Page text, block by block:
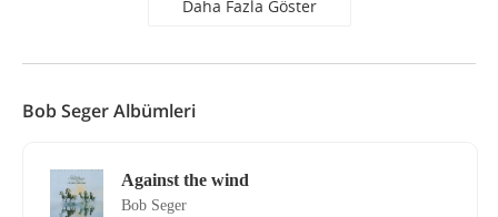
Daha Fazla Göster
Bob Seger Albümleri
Against the wind
Bob Seger